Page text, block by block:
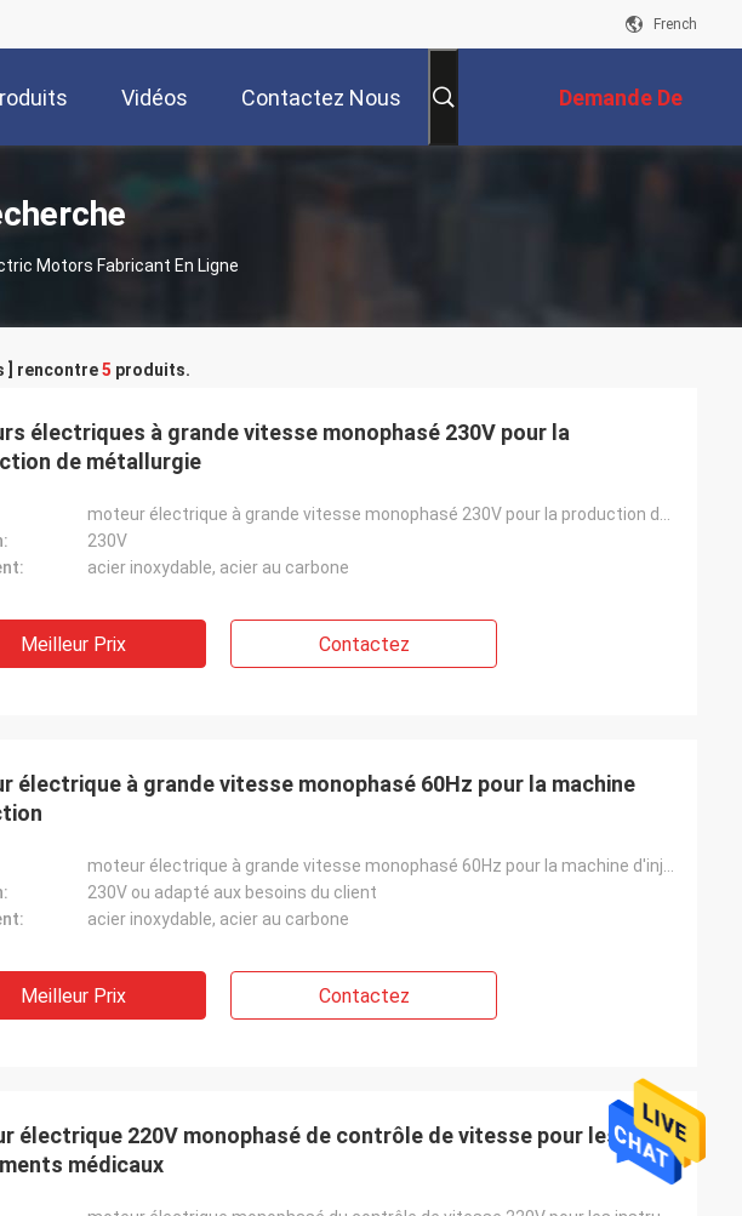
French
Vidéos Contactez Nous Demande De
Soumission
Motors Fabricant En Ligne
] rencontre5 produits.
électriques à grande vitesse monophasé 230V pour la
de métallurgie
230V
acier inoxydable, acier au carbone
Meilleur Prix Contactez
électrique à grande vitesse monophasé 60Hz pour la machine
230V ou adapté aux besoins du client
acier inoxydable, acier au carbone
Meilleur Prix Contactez
électrique 220V monophasé de contrôle de vitesse pour les
médicaux